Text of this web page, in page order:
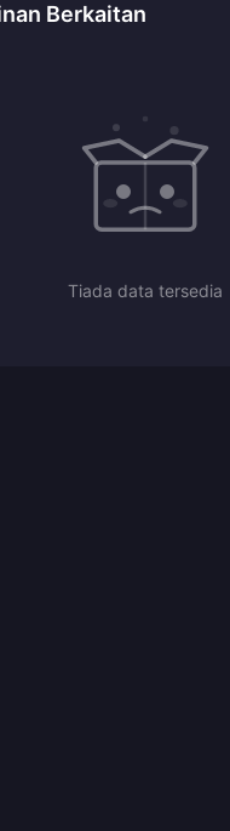
Berkaitan
Tiada data tersedia